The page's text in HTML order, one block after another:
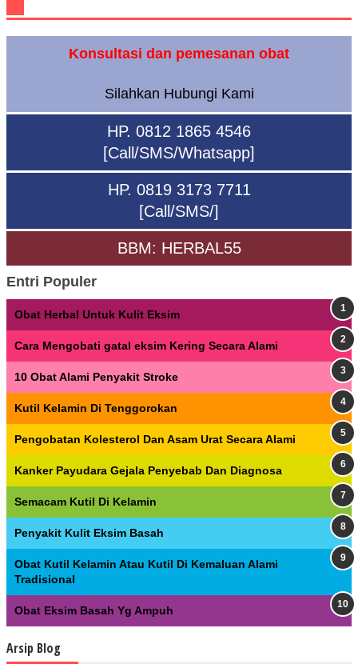
Konsultasi dan pemesanan obat
Silahkan Hubungi Kami
HP. 0812 1865 4546
[Call/SMS/Whatsapp]
HP. 0819 3173 7711
[Call/SMS/]
BBM: HERBAL55
Entri Populer
Obat Herbal Untuk Kulit Eksim
Cara Mengobati gatal eksim Kering Secara Alami
10 Obat Alami Penyakit Stroke
Kutil Kelamin Di Tenggorokan
Pengobatan Kolesterol Dan Asam Urat Secara Alami
Kanker Payudara Gejala Penyebab Dan Diagnosa
Semacam Kutil Di Kelamin
Penyakit Kulit Eksim Basah
Obat Kutil Kelamin Atau Kutil Di Kemaluan Alami
Tradisional
Obat Eksim Basah Yg Ampuh
Arsip Blog